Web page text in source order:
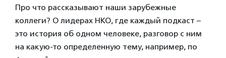
Про что рассказывают наши зарубежные
коллеги? О лидерах НКО, где каждый подкаст –
это история об одном человеке, разговор с ним
на какую-то определенную тему, например, по